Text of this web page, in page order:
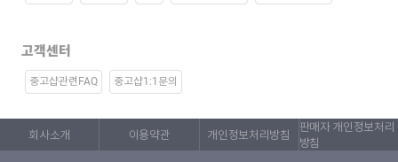
고객센터
중고샵관련FAQ 중고샵1:1문의
회사소개 이용약관 개인정보처리방침
판매자 개인정보처리
방침